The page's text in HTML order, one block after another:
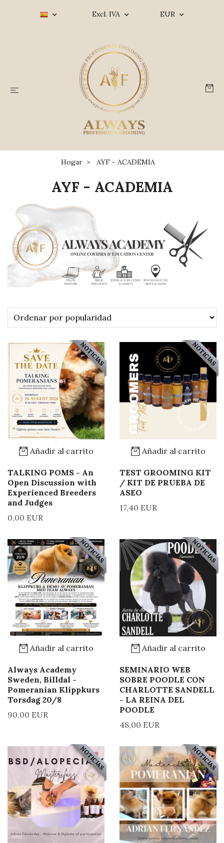
Excl. IVA EUR
Hogar AYF - ACADEMIA
AYF - ACADEMIA
NOTICIAS
Añadir al carrito
TALKING POMS - An
Open Discussion with
Experienced Breeders
and Judges
0,00 EUR
NOTICIAS
Añadir al carrito
TEST GROOMING KIT
/ KIT DE PRUEBA DE
ASEO
17,40 EUR
NOTICIAS
Añadir al carrito
Always Academy
Sweden, Billdal -
Pomeranian Klippkurs
Torsdag 20/8
90,00 EUR
NOTICIAS
Añadir al carrito
SEMINARIO WEB
SOBRE POODLE CON
CHARLOTTE SANDELL
- LA REINA DEL
POODLE
48,00 EUR
NOTICIAS NOTICIAS